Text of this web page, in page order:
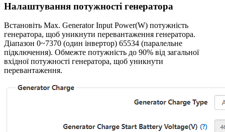
Налаштування потужності генератора
Встановіть Max. Generator Input Power(W) потужність
генератора, щоб уникнути перевантаження генератора.
Діапазон 0~7370 (один інвертор) 65534 (паралельне
підключення). Обмежте потужність до 90% від загальної
вхідної потужності генератора, щоб уникнути
перевантаження.